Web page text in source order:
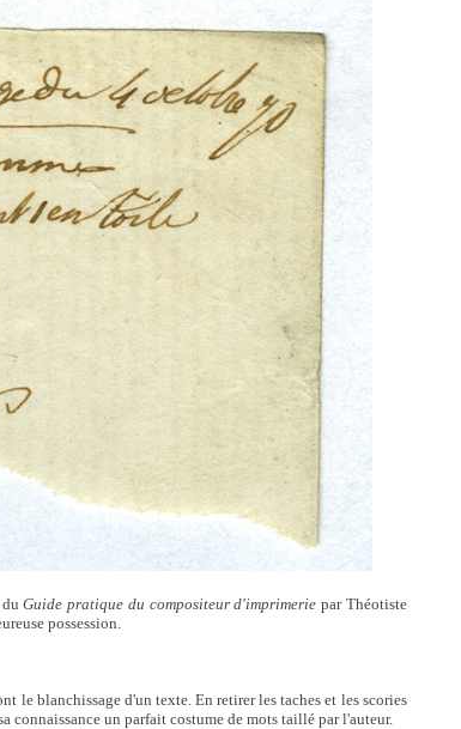
duGuide pratique du compositeur d'imprimerie par Théotiste
possession.
le blanchissage d'un texte. En retirer les taches et les scories
connaissance un parfait costume de mots taillé par l'auteur.